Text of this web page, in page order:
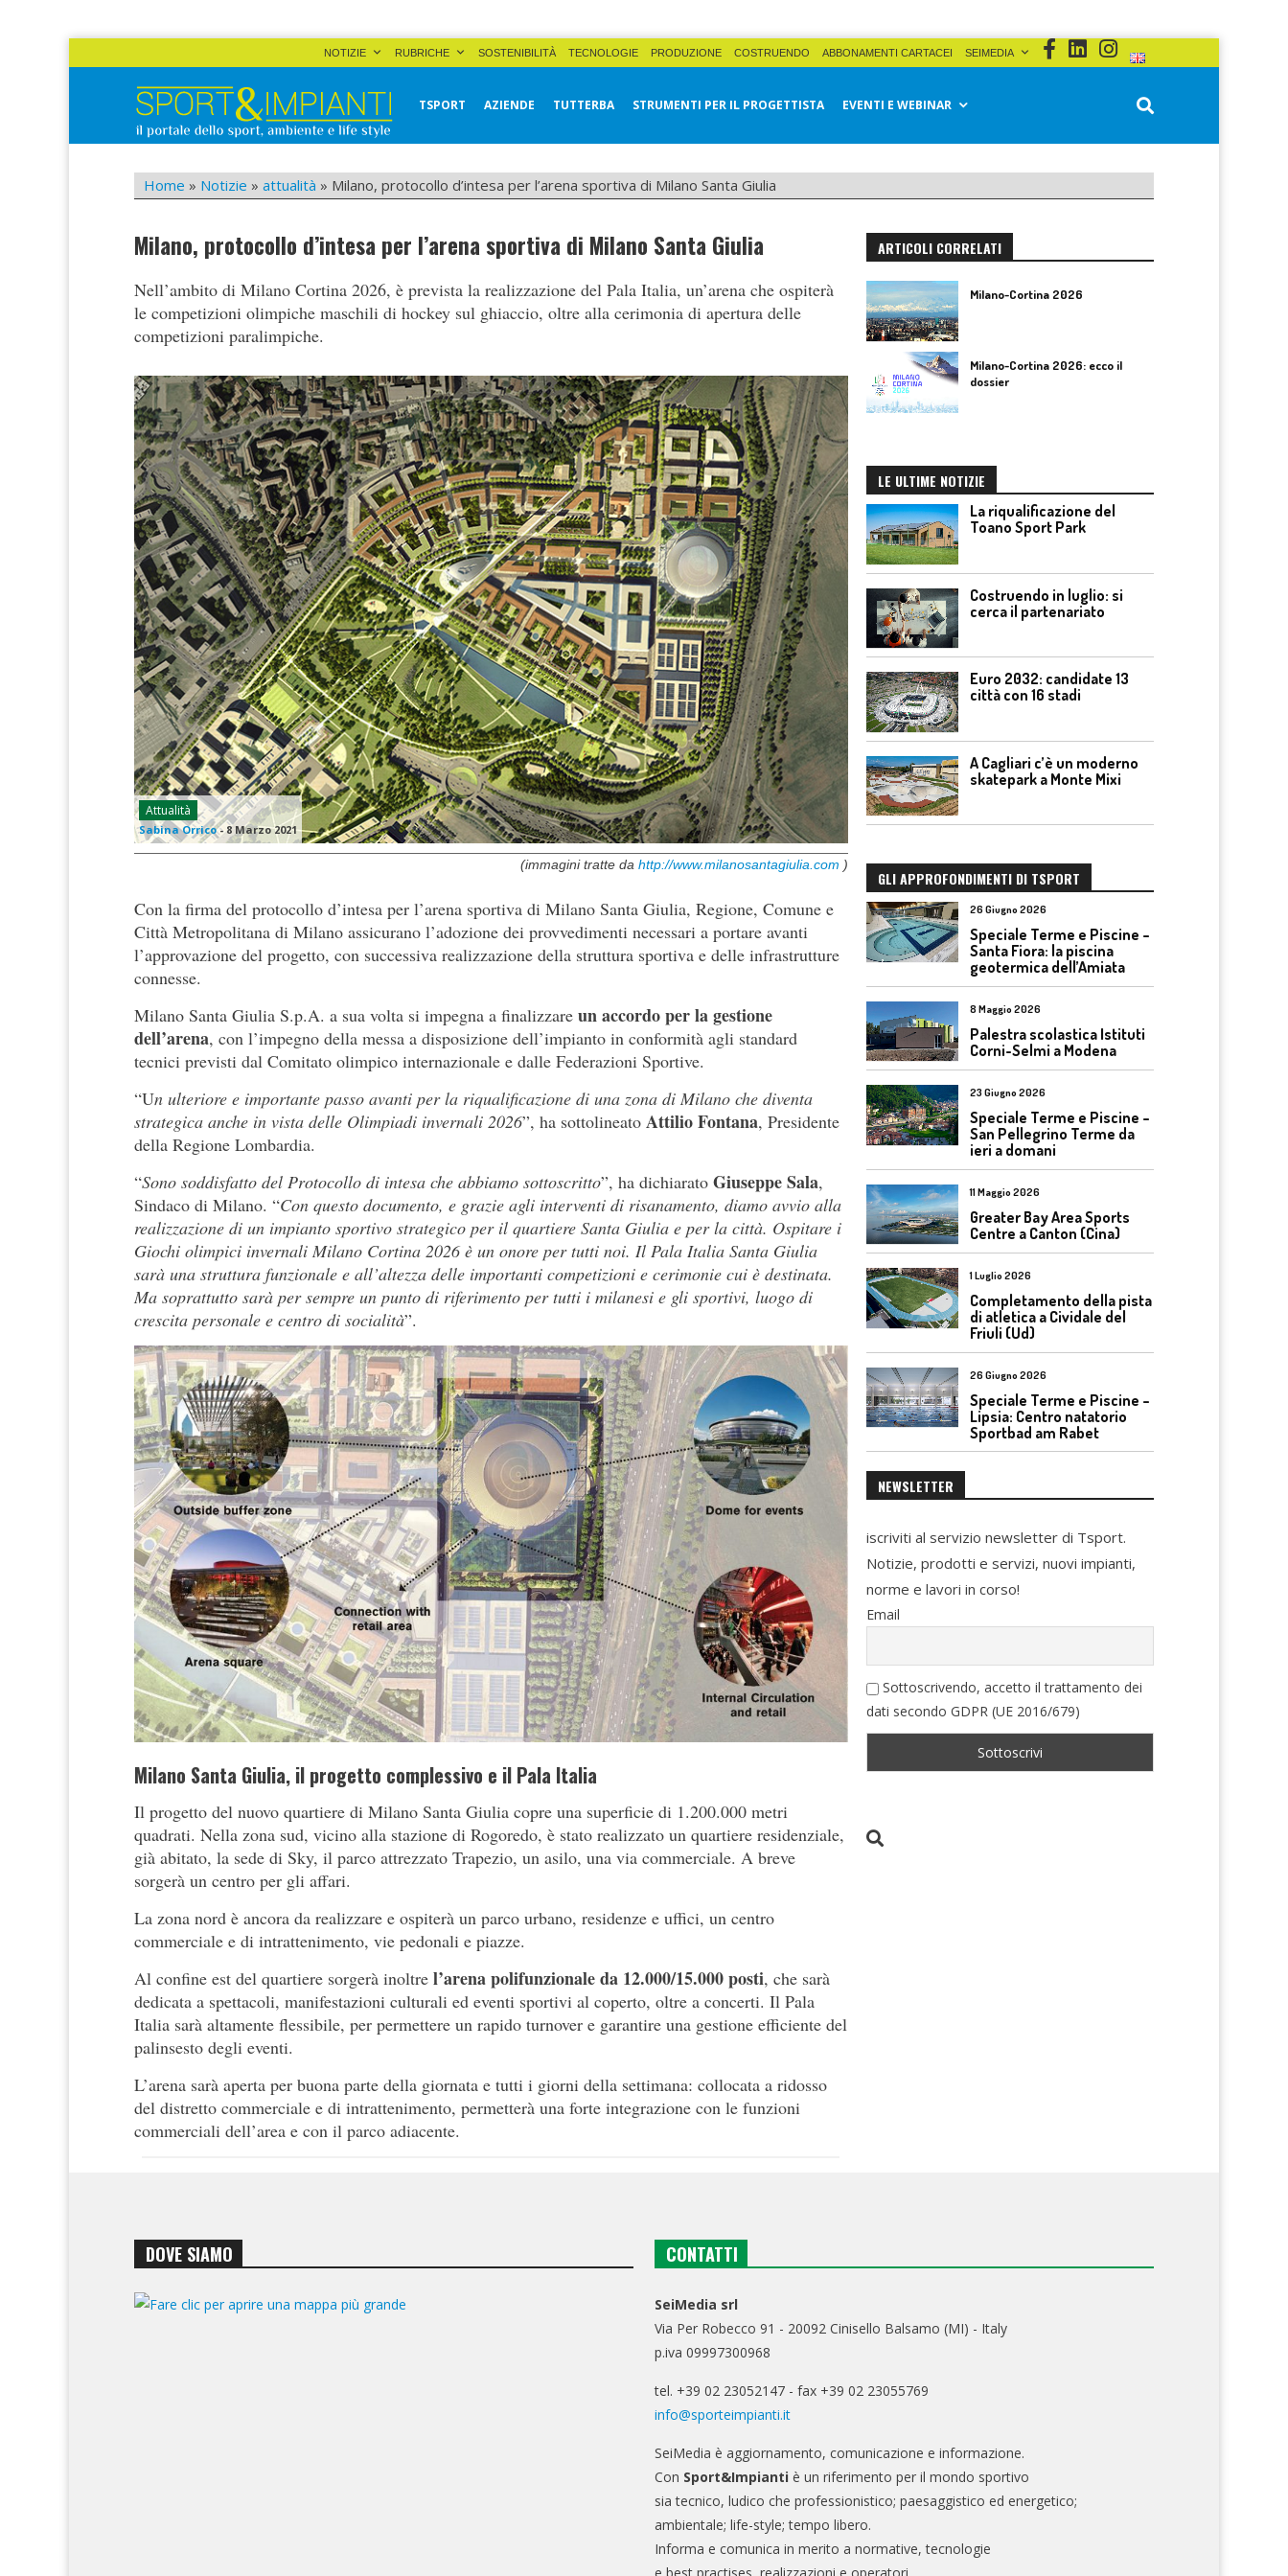
NOTIZIE RUBRICHE SOSTENIBILITÀ TECNOLOGIE PRODUZIONE COSTRUENDO ABBONAMENTI CARTACEI SEIMEDIA
Sport&Impianti
TSPORT AZIENDE TUTTERBA STRUMENTI PER IL PROGETTISTA EVENTI E WEBINAR
Home » Notizie » attualità » Milano, protocollo d’intesa per l’arena sportiva di Milano Santa Giulia
Milano, protocollo d’intesa per l’arena sportiva di Milano Santa Giulia
Nell’ambito di Milano Cortina 2026, è prevista la realizzazione del Pala Italia, un’arena che ospiterà
le competizioni olimpiche maschili di hockey sul ghiaccio, oltre alla cerimonia di apertura delle
competizioni paralimpiche.
Attualità
Sabina Orrico-8 Marzo 2021
(immagini tratte da http://www.milanosantagiulia.com )
Con la firma del protocollo d’intesa per l’arena sportiva di Milano Santa Giulia, Regione, Comune e
Città Metropolitana di Milano assicurano l’adozione dei provvedimenti necessari a portare avanti
l’approvazione del progetto, con successiva realizzazione della struttura sportiva e delle infrastrutture
connesse.
Milano Santa Giulia S.p.A. a sua volta si impegna a finalizzare un accordo per la gestione
dell’arena, con l’impegno della messa a disposizione dell’impianto in conformità agli standard
tecnici previsti dal Comitato olimpico internazionale e dalle Federazioni Sportive.
“Un ulteriore e importante passo avanti per la riqualificazione di una zona di Milano che diventa
strategica anche in vista delle Olimpiadi invernali 2026”, ha sottolineato Attilio Fontana, Presidente
della Regione Lombardia.
“Sono soddisfatto del Protocollo di intesa che abbiamo sottoscritto”, ha dichiarato Giuseppe Sala,
Sindaco di Milano. “Con questo documento, e grazie agli interventi di risanamento, diamo avvio alla
realizzazione di un impianto sportivo strategico per il quartiere Santa Giulia e per la città. Ospitare i
Giochi olimpici invernali Milano Cortina 2026 è un onore per tutti noi. Il Pala Italia Santa Giulia
sarà una struttura funzionale e all’altezza delle importanti competizioni e cerimonie cui è destinata.
Ma soprattutto sarà per sempre un punto di riferimento per tutti i milanesi e gli sportivi, luogo di
crescita personale e centro di socialità”.
Milano Santa Giulia, il progetto complessivo e il Pala Italia
Il progetto del nuovo quartiere di Milano Santa Giulia copre una superficie di 1.200.000 metri
quadrati. Nella zona sud, vicino alla stazione di Rogoredo, è stato realizzato un quartiere residenziale,
già abitato, la sede di Sky, il parco attrezzato Trapezio, un asilo, una via commerciale. A breve
sorgerà un centro per gli affari.
La zona nord è ancora da realizzare e ospiterà un parco urbano, residenze e uffici, un centro
commerciale e di intrattenimento, vie pedonali e piazze.
Al confine est del quartiere sorgerà inoltre l’arena polifunzionale da 12.000/15.000 posti, che sarà
dedicata a spettacoli, manifestazioni culturali ed eventi sportivi al coperto, oltre a concerti. Il Pala
Italia sarà altamente flessibile, per permettere un rapido turnover e garantire una gestione efficiente del
palinsesto degli eventi.
L’arena sarà aperta per buona parte della giornata e tutti i giorni della settimana: collocata a ridosso
del distretto commerciale e di intrattenimento, permetterà una forte integrazione con le funzioni
commerciali dell’area e con il parco adiacente.
ARTICOLI CORRELATI
Milano-Cortina 2026
Milano-Cortina 2026: ecco il
dossier
LE ULTIME NOTIZIE
La riqualificazione del
Toano Sport Park
Costruendo in luglio: si
cerca il partenariato
Euro 2032: candidate 13
città con 16 stadi
A Cagliari c’è un moderno
skatepark a Monte Mixi
GLI APPROFONDIMENTI DI TSPORT
26 Giugno 2026
Speciale Terme e Piscine –
Santa Fiora: la piscina
geotermica dell’Amiata
8 Maggio 2026
Palestra scolastica Istituti
Corni-Selmi a Modena
23 Giugno 2026
Speciale Terme e Piscine –
San Pellegrino Terme da
ieri a domani
11 Maggio 2026
Greater Bay Area Sports
Centre a Canton (Cina)
1 Luglio 2026
Completamento della pista
di atletica a Cividale del
Friuli (Ud)
26 Giugno 2026
Speciale Terme e Piscine –
Lipsia: Centro natatorio
Sportbad am Rabet
NEWSLETTER
iscriviti al servizio newsletter di Tsport.
Notizie, prodotti e servizi, nuovi impianti,
norme e lavori in corso!
Email
Sottoscrivendo, accetto il trattamento dei
dati secondo GDPR (UE 2016/679)
DOVE SIAMO CONTATTI
SeiMedia srl
Via Per Robecco 91 - 20092 Cinisello Balsamo (MI) - Italy
p.iva 09997300968
tel. +39 02 23052147 - fax +39 02 23055769
info@sporteimpianti.it
SeiMedia è aggiornamento, comunicazione e informazione.
Con Sport&Impianti è un riferimento per il mondo sportivo
sia tecnico, ludico che professionistico; paesaggistico ed energetico;
ambientale; life-style; tempo libero.
Informa e comunica in merito a normative, tecnologie
e best practises, realizzazioni e operatori.